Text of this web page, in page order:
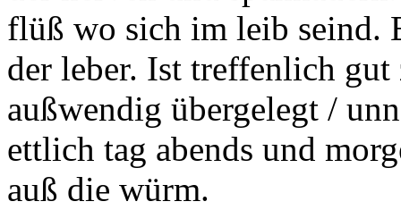
flüß wo sich im leib seind.
der leber. Ist treffenlich
außwendig übergelegt /
ettlich tag abends und
auß die würm.